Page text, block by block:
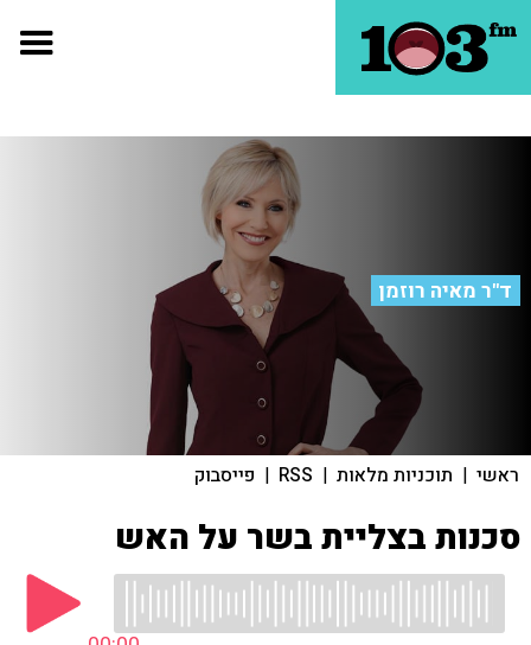
ד"ר מאיה רוזמן
ראשי | תוכניות מלאות |
RSS
| פייסבוק
סכנות בצליית בשר על האש